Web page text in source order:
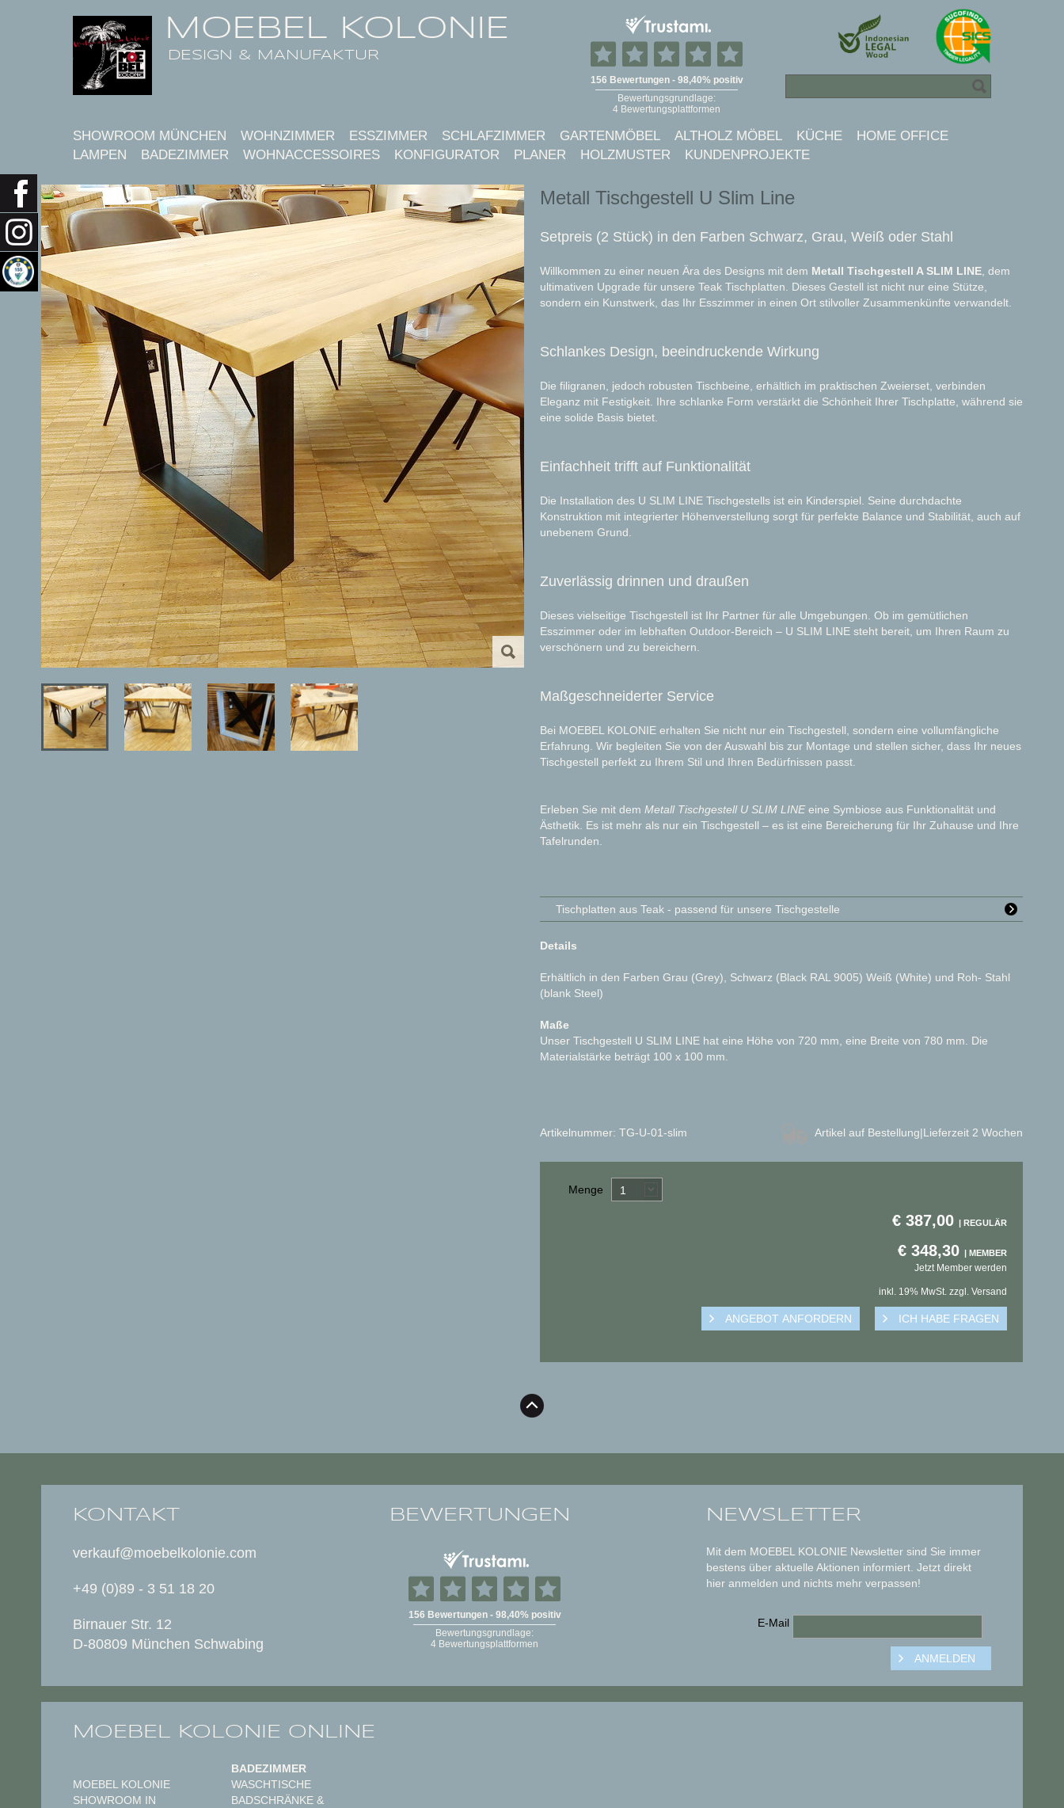
MOEBEL KOLONIE
DESIGN & MANUFAKTUR
SHOWROOM MÜNCHEN WOHNZIMMER ESSZIMMER SCHLAFZIMMER GARTENMÖBEL ALTHOLZ MÖBEL KÜCHE
HOME OFFICE
LAMPEN
BADEZIMMER WOHNACCESSOIRES KONFIGURATOR PLANER HOLZMUSTER KUNDENPROJEKTE
Metall Tischgestell U Slim Line
Setpreis (2 Stück) in den Farben Schwarz, Grau, Weiß oder Stahl
Willkommen zu einer neuen Ära des Designs mit dem Metall Tischgestell A SLIM LINE , dem
ultimativen Upgrade für unsere Teak Tischplatten. Dieses Gestell ist nicht nur eine Stütze,
sondern ein Kunstwerk, das Ihr Esszimmer in einen Ort stilvoller Zusammenkünfte verwandelt.
Schlankes Design, beeindruckende Wirkung
Die filigranen, jedoch robusten Tischbeine, erhältlich im praktischen Zweierset, verbinden
Eleganz mit Festigkeit. Ihre schlanke Form verstärkt die Schönheit Ihrer Tischplatte, während sie
eine solide Basis bietet.
Einfachheit trifft auf Funktionalität
Die Installation des U SLIM LINE Tischgestells ist ein Kinderspiel. Seine durchdachte
Konstruktion mit integrierter Höhenverstellung sorgt für perfekte Balance und Stabilität, auch auf
unebenem Grund.
Zuverlässig drinnen und draußen
Dieses vielseitige Tischgestell ist Ihr Partner für alle Umgebungen. Ob im gemütlichen
Esszimmer oder im lebhaften Outdoor-Bereich – U SLIM LINE steht bereit, um Ihren Raum zu
verschönern und zu bereichern.
Maßgeschneiderter Service
Bei MOEBEL KOLONIE erhalten Sie nicht nur ein Tischgestell, sondern eine vollumfängliche
Erfahrung. Wir begleiten Sie von der Auswahl bis zur Montage und stellen sicher, dass Ihr neues
Tischgestell perfekt zu Ihrem Stil und Ihren Bedürfnissen passt.
Erleben Sie mit dem Metall Tischgestell U SLIM LINEeine Symbiose aus Funktionalität und
Ästhetik. Es ist mehr als nur ein Tischgestell – es ist eine Bereicherung für Ihr Zuhause und Ihre
Tafelrunden.
Tischplatten aus Teak - passend für unsere Tischgestelle
Details
Erhältlich in den Farben Grau (Grey), Schwarz (Black RAL 9005) Weiß (White) und Roh- Stahl
(blank Steel)
Maße
Unser Tischgestell U SLIM LINE hat eine Höhe von 720 mm, eine Breite von 780 mm. Die
Materialstärke beträgt 100 x 100 mm.
Artikelnummer: TG-U-01-slim Artikel auf Bestellung|Lieferzeit 2 Wochen
Menge 1
€ 387,00
€ 348,30
Jetzt Member werden
inkl. 19% MwSt. zzgl. Versand
KONTAKT
verkauf@moebelkolonie.com
+49 (0)89 - 3 51 18 20
Birnauer Str. 12
D-80809 München Schwabing
BEWERTUNGEN NEWSLETTER
Mit dem MOEBEL KOLONIE Newsletter sind Sie immer
bestens über aktuelle Aktionen informiert. Jetzt direkt
hier anmelden und nichts mehr verpassen!
E-Mail
MOEBEL KOLONIE ONLINE
MOEBEL KOLONIE
SHOWROOM IN
BADEZIMMER
WASCHTISCHE
BADSCHRÄNKE &